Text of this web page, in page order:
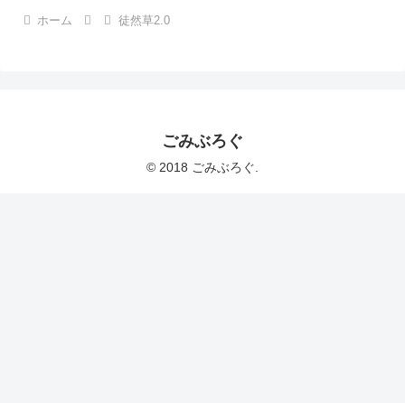
ホーム 徒然草2.0
ごみぶろぐ
© 2018 ごみぶろぐ.